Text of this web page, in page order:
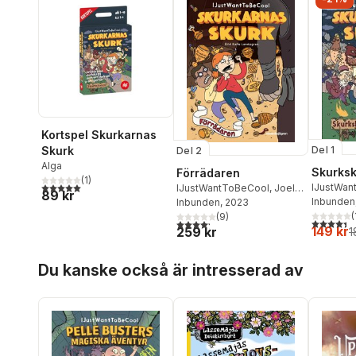
Kortspel Skurkarnas
Skurk
Alga
5,0utav 5 stjärnor. Totalt antal röster:
(1)
89 kr
Del 2
Förrädaren
IJustWantToBeCool, Joel
Adolphson,Emil Ejdemo
Beer,Victor Beer
Inbunden, 2023
4,2utav 5 stjärnor. Totalt antal röster:
(9)
259 kr
Del 1
Beer,
Joel
Inbunden
4,4utav (
149 kr
Du kanske också är intresserad av